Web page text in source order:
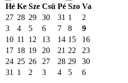
Hé Ke Sze Csü Pé Szo Va
27 28 29 30 31 1
2
3
4 5 6 7 8
9
10 11 12 13 14 15
16
17 18 19 20 21 22
23
24 25 26 27 28 29
30
31
1 2 3 4 5 6